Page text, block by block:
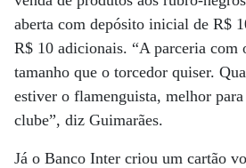
aberta com depósito inicial de R$
R$ 10 adicionais. “A parceria com
tamanho que o torcedor quiser.
estiver o flamenguista, melhor
clube”, diz Guimarães.
Já o Banco Inter criou um cartão